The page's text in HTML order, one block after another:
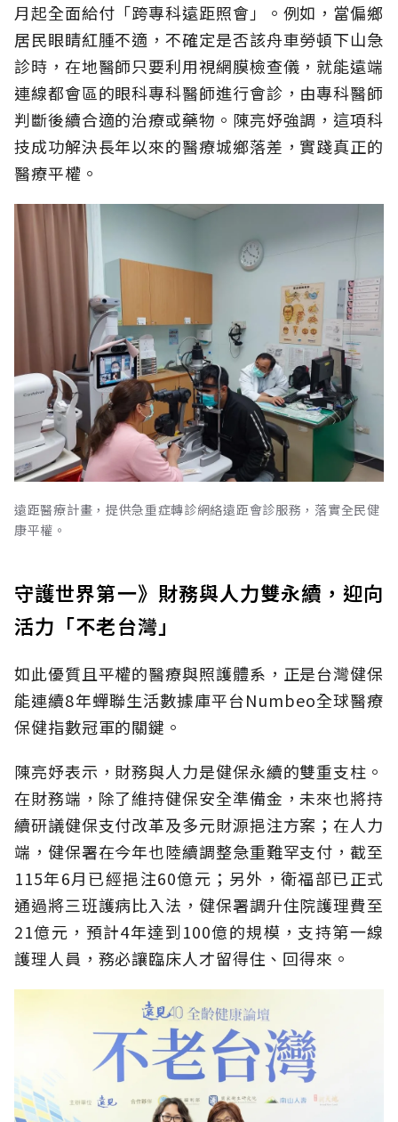
月起全面給付「跨專科遠距照會」。例如，當偏鄉
居民眼睛紅腫不適，不確定是否該舟車勞頓下山急
診時，在地醫師只要利用視網膜檢查儀，就能遠端
連線都會區的眼科專科醫師進行會診，由專科醫師
判斷後續合適的治療或藥物。陳亮妤強調，這項科
技成功解決長年以來的醫療城鄉落差，實踐真正的
醫療平權。
遠距醫療計畫，提供急重症轉診網絡遠距會診服務，落實全民健
康平權。
守護世界第一》財務與人力雙永續，迎向
活力「不老台灣」
如此優質且平權的醫療與照護體系，正是台灣健保
能連續8年蟬聯生活數據庫平台Numbeo全球醫療
保健指數冠軍的關鍵。
陳亮妤表示，財務與人力是健保永續的雙重支柱。
在財務端，除了維持健保安全準備金，未來也將持
續研議健保支付改革及多元財源挹注方案；在人力
端，健保署在今年也陸續調整急重難罕支付，截至
115年6月已經挹注60億元；另外，衛福部已正式
通過將三班護病比入法，健保署調升住院護理費至
21億元，預計4年達到100億的規模，支持第一線
護理人員，務必讓臨床人才留得住、回得來。